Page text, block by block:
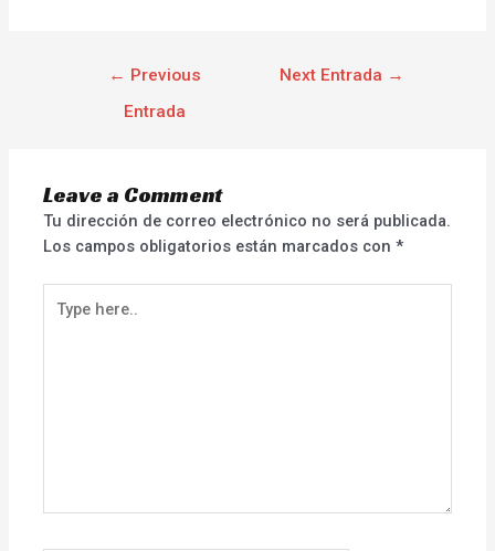
← Previous
Entrada
Next Entrada →
Leave a Comment
Tu dirección de correo electrónico no será publicada.
Los campos obligatorios están marcados con*
here..